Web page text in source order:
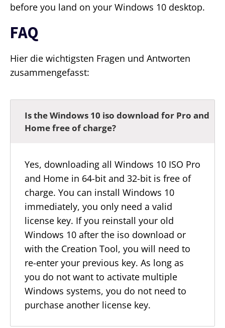
before you land on your Windows 10 desktop.
FAQ
Hier die wichtigsten Fragen und Antworten
zusammengefasst:
Is the Windows 10 iso download for Pro and
Home free of charge?
Yes, downloading all Windows 10 ISO Pro
and Home in 64-bit and 32-bit is free of
charge. You can install Windows 10
immediately, you only need a valid
license key. If you reinstall your old
Windows 10 after the iso download or
with the Creation Tool, you will need to
re-enter your previous key. As long as
you do not want to activate multiple
Windows systems, you do not need to
purchase another license key.